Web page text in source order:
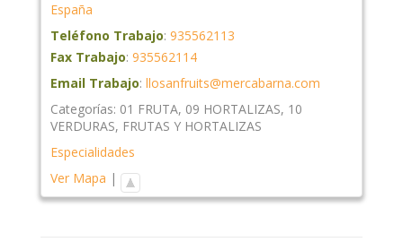
España
Teléfono Trabajo: 935562113
Fax Trabajo: 935562114
Email Trabajo: llosanfruits@mercabarna.com
Categorías: 01 FRUTA, 09 HORTALIZAS, 10
VERDURAS, FRUTAS Y HORTALIZAS
Especialidades
Ver Mapa |